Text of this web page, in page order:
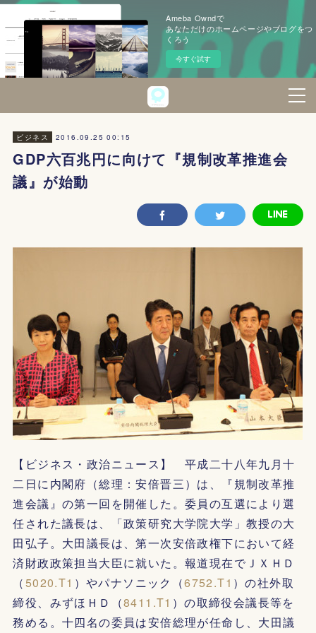
Ameba Owndで
あなただけのホームページやブログをつ
くろう
今すぐ試す
ビジネス 2016.09.25 00:15
GDP六百兆円に向けて『規制改革推進会
議』が始動
【ビジネス・政治ニュース】 平成二十八年九月十
二日に内閣府（総理：安倍晋三）は、『規制改革推
進会議』の第一回を開催した。委員の互選により選
任された議長は、「政策研究大学院大学」教授の大
田弘子。大田議長は、第一次安倍政権下において経
済財政政策担当大臣に就いた。報道現在でＪＸＨＤ
（5020.T1 ）やパナソニック（6752.T1 ）の社外取
締役、みずほＨＤ（8411.T1 ）の取締役会議長等を
務める。十四名の委員は安倍総理が任命し、大田議